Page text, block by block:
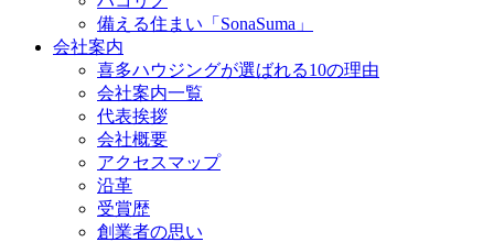
備える住まい「SonaSuma」
会社案内
喜多ハウジングが選ばれる10の理由
会社案内一覧
代表挨拶
会社概要
アクセスマップ
沿革
受賞歴
創業者の思い